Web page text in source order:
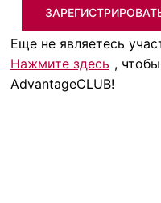
Еще не являетесь
Нажмите здесь ,
AdvantageCLUB!